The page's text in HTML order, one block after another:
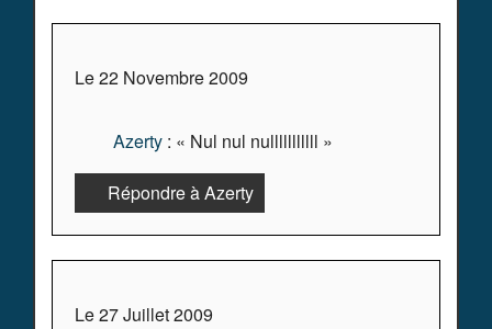
Le 22 Novembre 2009
Azerty : « Nul nul nulllllllllll »
Répondre à Azerty
Le 27 Juillet 2009